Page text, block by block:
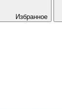
Избранное